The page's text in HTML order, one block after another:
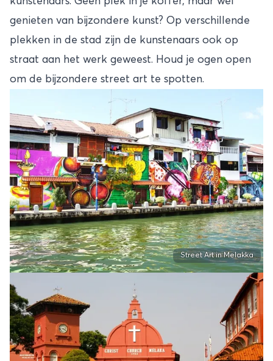
genieten van bijzondere kunst? Op verschillende
plekken in de stad zijn de kunstenaars ook op
straat aan het werk geweest. Houd je ogen open
om de bijzondere street art te spotten.
Street Art in Melakka